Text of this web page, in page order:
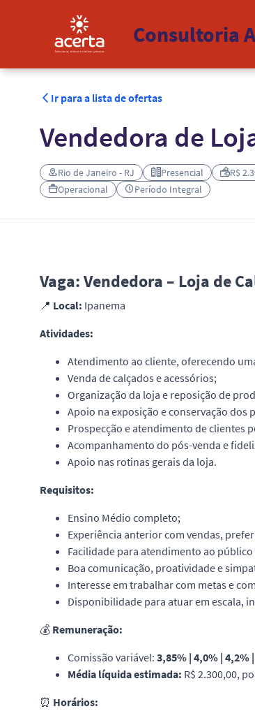
Consultoria
Ir para a lista de ofertas
Vendedora de
Rio de Janeiro - RJ Presencial R$
Operacional
Período Integral
Vaga: Vendedora – Loja de
📍 Local: Ipanema
Atividades:
Atendimento ao cliente, oferecendo
Venda de calçados e acessórios;
Organização da loja e reposição de
Apoio na exposição e conservação dos
Prospecção e atendimento de clientes
Acompanhamento do pós-venda e
Apoio nas rotinas gerais da loja.
Requisitos:
Ensino Médio completo;
Experiência anterior com vendas,
Facilidade para atendimento ao público
Boa comunicação, proatividade e
Interesse em trabalhar com metas e
Disponibilidade para atuar em escala,
💰 Remuneração:
Comissão variável: 3,85% | 4,0% | 4,2%
Média líquida estimada: R$ 2.300,00,
⏰ Horários: